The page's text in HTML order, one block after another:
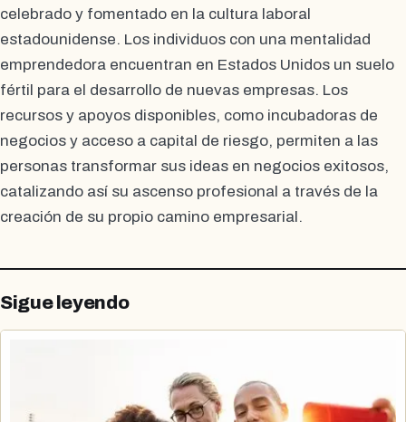
celebrado y fomentado en la cultura laboral
estadounidense. Los individuos con una mentalidad
emprendedora encuentran en Estados Unidos un suelo
fértil para el desarrollo de nuevas empresas. Los
recursos y apoyos disponibles, como incubadoras de
negocios y acceso a capital de riesgo, permiten a las
personas transformar sus ideas en negocios exitosos,
catalizando así su ascenso profesional a través de la
creación de su propio camino empresarial.
Sigue leyendo